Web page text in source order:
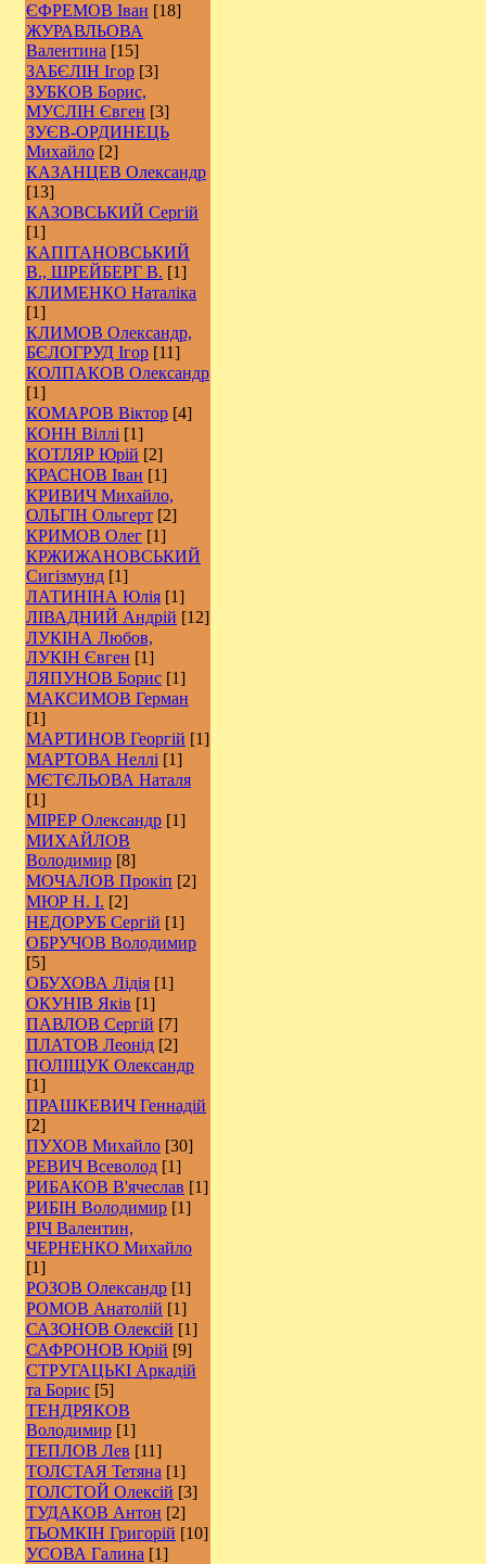
ЄФРЕМОВ Іван [18]
ЖУРАВЛЬОВА
Валентина [15]
ЗАБЄЛІН Ігор [3]
ЗУБКОВ Борис,
МУСЛІН Євген [3]
ЗУЄВ-ОРДИНЕЦЬ
Михайло [2]
КАЗАНЦЕВ Олександр
[13]
КАЗОВСЬКИЙ Сергій
[1]
КАПІТАНОВСЬКИЙ
В., ШРЕЙБЕРГ В. [1]
КЛИМЕНКО Наталіка
[1]
КЛИМОВ Олександр,
БЄЛОГРУД Ігор [11]
КОЛПАКОВ Олександр
[1]
КОМАРОВ Віктор [4]
КОНН Віллі [1]
КОТЛЯР Юрій [2]
КРАСНОВ Іван [1]
КРИВИЧ Михайло,
ОЛЬГІН Ольгерт [2]
КРИМОВ Олег [1]
КРЖИЖАНОВСЬКИЙ
Сигізмунд [1]
ЛАТИНІНА Юлія [1]
ЛІВАДНИЙ Андрій [12]
ЛУКІНА Любов,
ЛУКІН Євген [1]
ЛЯПУНОВ Борис [1]
МАКСИМОВ Герман
[1]
МАРТИНОВ Георгій [1]
МАРТОВА Неллі [1]
МЄТЄЛЬОВА Наталя
[1]
МІРЕР Олександр [1]
МИХАЙЛОВ
Володимир [8]
МОЧАЛОВ Прокіп [2]
МЮР Н. І. [2]
НЕДОРУБ Сергій [1]
ОБРУЧОВ Володимир
[5]
ОБУХОВА Лідія [1]
ОКУНІВ Яків [1]
ПАВЛОВ Сергій [7]
ПЛАТОВ Леонід [2]
ПОЛІЩУК Олександр
[1]
ПРАШКЕВИЧ Геннадій
[2]
ПУХОВ Михайло [30]
РЕВИЧ Всеволод [1]
РИБАКОВ В'ячеслав [1]
РИБІН Володимир [1]
РІЧ Валентин,
ЧЕРНЕНКО Михайло
[1]
РОЗОВ Олександр [1]
РОМОВ Анатолій [1]
САЗОНОВ Олексій [1]
САФРОНОВ Юрій [9]
СТРУГАЦЬКІ Аркадій
та Борис [5]
ТЕНДРЯКОВ
Володимир [1]
ТЕПЛОВ Лев [11]
ТОЛСТАЯ Тетяна [1]
ТОЛСТОЙ Олексій [3]
ТУДАКОВ Антон [2]
ТЬОМКІН Григорій [10]
УСОВА Галина [1]